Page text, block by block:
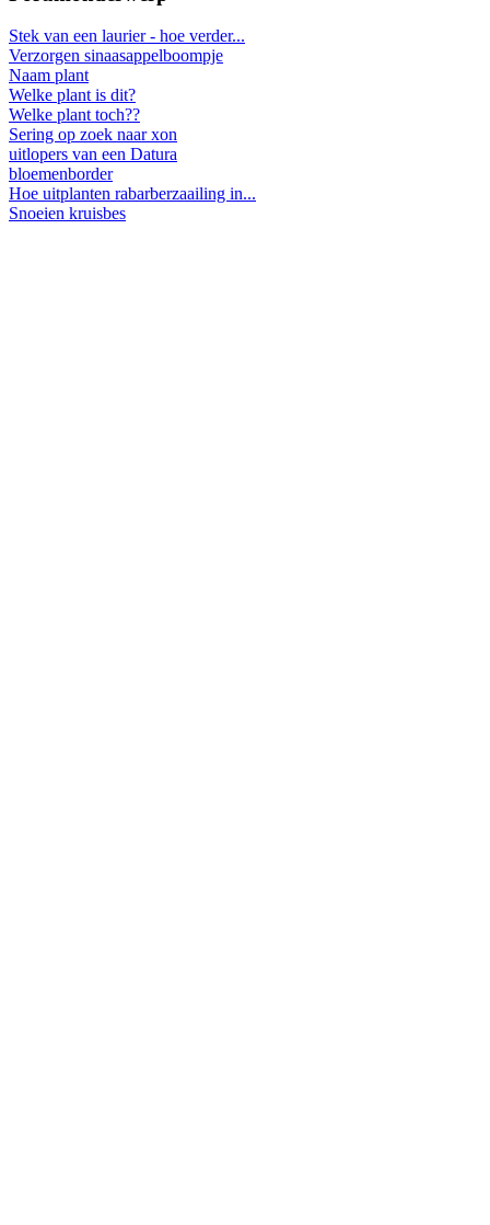
Stek van een laurier - hoe verder...
Verzorgen sinaasappelboompje
Naam plant
Welke plant is dit?
Welke plant toch??
Sering op zoek naar xon
uitlopers van een Datura
bloemenborder
Hoe uitplanten rabarberzaailing in...
Snoeien kruisbes